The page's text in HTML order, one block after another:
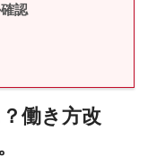
認
働き方改